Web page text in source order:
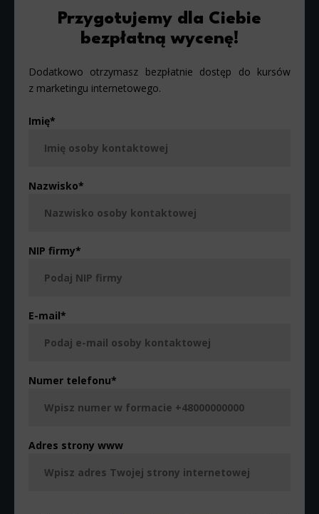
Przygotujemy dla Ciebie
bezpłatną wycenę!
Dodatkowo otrzymasz bezpłatnie dostęp do kursów
z marketingu internetowego.
Imię*
Nazwisko*
NIP firmy*
E-mail*
Numer telefonu*
Adres strony www